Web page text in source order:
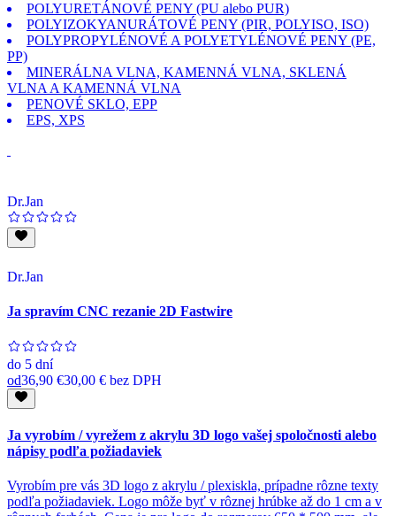
POLYURETÁNOVÉ PENY (PU alebo PUR)
POLYIZOKYANURÁTOVÉ PENY (PIR, POLYISO, ISO)
POLYPROPYLÉNOVÉ A POLYETYLÉNOVÉ PENY (PE,
PP)
MINERÁLNA VLNA, KAMENNÁ VLNA, SKLENÁ
VLNA A KAMENNÁ VLNA
PENOVÉ SKLO, EPP
EPS, XPS
Dr.Jan
Dr.Jan
Ja spravím CNC rezanie 2D Fastwire
do 5 dní
od36,90 €30,00 € bez DPH
Ja vyrobím / vyrežem z akrylu 3D logo vašej spoločnosti alebo
nápisy podľa požiadaviek
Vyrobím pre vás 3D logo z akrylu / plexiskla, prípadne rôzne texty
podľa požiadaviek. Logo môže byť v rôznej hrúbke až do 1 cm a v